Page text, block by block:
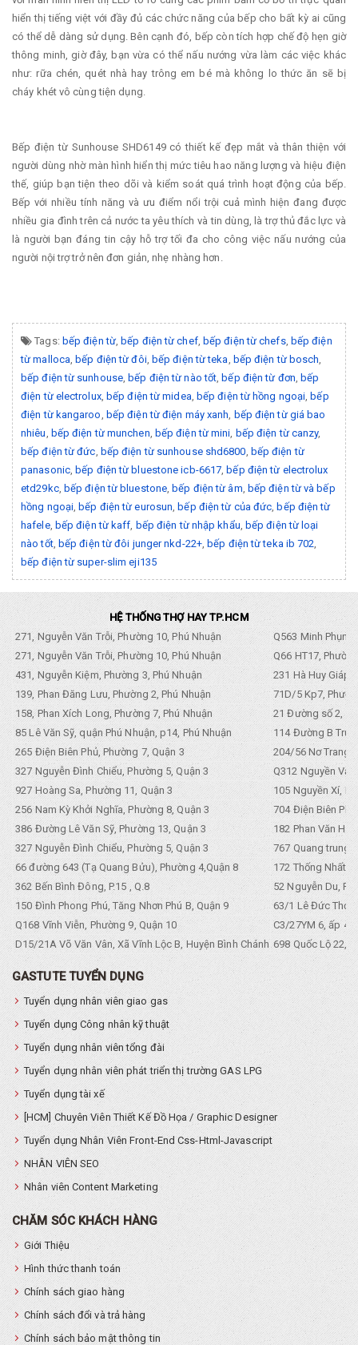
hiển thị tiếng việt với đầy đủ các chức năng của bếp cho bất kỳ ai cũng
có thể dễ dàng sử dụng. Bên cạnh đó, bếp còn tích hợp chế độ hẹn giờ
thông minh, giờ đây, bạn vừa có thể nấu nướng vừa làm các việc khác
như: rữa chén, quét nhà hay trông em bé mà không lo thức ăn sẽ bị
cháy khét vô cùng tiện dụng.
Bếp điện từ Sunhouse SHD6149 có thiết kế đẹp mắt và thân thiện với
người dùng nhờ màn hình hiển thị mức tiêu hao năng lượng và hiệu điện
thế, giúp bạn tiện theo dõi và kiểm soát quá trình hoạt động của bếp.
Bếp với nhiều tính năng và ưu điểm nổi trội cuả mình hiện đang được
nhiều gia đình trên cả nước ta yêu thích và tin dùng, là trợ thủ đắc lực và
là người bạn đáng tin cậy hỗ trợ tối đa cho công việc nấu nướng của
người nội trợ trở nên đơn giản, nhẹ nhàng hơn.
Tags: bếp điện từ,bếp điện từ chef, bếp điện từ chefs, bếp điện
từ malloca ,bếp điện từ đôi, bếp điện từ teka bếp điện từ bosch
bếp điện từ sunhouse ,bếp điện từ nào tốt ,bếp điện từ đơn ,bếp
điện từ electrolux,bếp điện từ midea bếp điện từ hồng ngoại ,bếp
điện từ kangaroo bếp điện từ điện máy xanh bếp điện từ giá bao
nhiêu bếp điện từ munchen bếp điện từ mini bếp điện từ canzy,
bếp điện từ đức bếp điện từ sunhouse shd6800 bếp điện từ
panasonic,bếp điện từ bluestone icb-6617 ,bếp điện từ electrolux
etd29kc, bếp điện từ bluestone ,bếp điện từ âm bếp điện từ và bếp
hồng ngoại ,bếp điện từ eurosun ,bếp điện từ của đức ,bếp điện từ
hafele, bếp điện từ kaff bếp điện từ nhập khẩu bếp điện từ loại
nào tốt, bếp điện từ đôi junger nkd-22+,bếp điện từ teka ib 702
bếp điện từ super-slim eji135
HỆ THỐNG THỢ HAY TP.HCM
271, Nguyễn Văn Trỗi, Phường 10, Phú Nhuận
Q563 Minh
271, Nguyễn Văn Trỗi, Phường 10, Phú Nhuận
Q66 HT17,
431, Nguyễn Kiệm, Phường 3, Phú Nhuận
231 Hà Huy Giáp,
139, Phan Đăng Lưu, Phường 2, Phú Nhuận
71D/5 Kp7,
158, Phan Xích Long, Phường 7, Phú Nhuận
21 Đường số 2,
85 Lê Văn Sỹ, quận Phú Nhuận, p14, Phú Nhuận
114 Đường B
265 Điện Biên Phủ, Phường 7, Quận 3
204/56 Nơ Trang
327 Nguyễn Đình Chiểu, Phường 5, Quận 3
Q312 Nguyền
927 Hoàng Sa, Phường 11, Quận 3
105 Nguyền Xí,
256 Nam Kỳ Khởi Nghĩa, Phường 8, Quận 3
704 Điện Biên
386 Đường Lê Văn Sỹ, Phường 13, Quận 3
182 Phan Văn
327 Nguyễn Đình Chiểu, Phường 5, Quận 3
767 Quang trung,
66 đường 643 (Tạ Quang Bửu), Phường 4,Quận 8
172 Thống Nhất.
362 Bến Bình Đông, P.15 , Q.8
52 Nguyễn Du,
150 Đình Phong Phú, Tăng Nhơn Phú B, Quận 9
63/1 Lê Đức Thọ,
Q168 Vĩnh Viễn, Phường 9, Quận 10
C3/27YM 6, ấp 4,
D15/21A Võ Văn Vân, Xã Vĩnh Lộc B, Huyện Bình Chánh 698 Quốc Lộ 22,
GASTUTE TUYỂN DỤNG
Tuyển dụng nhân viên giao gas
Tuyển dụng Công nhân kỹ thuật
Tuyển dụng nhân viên tổng đài
Tuyển dụng nhân viên phát triển thị trường GAS LPG
Tuyển dụng tài xế
[HCM] Chuyên Viên Thiết Kế Đồ Họa / Graphic Designer
Tuyển dụng Nhân Viên Front-End Css-Html-Javascript
NHÂN VIÊN SEO
Nhân viên Content Marketing
CHĂM SÓC KHÁCH HÀNG
Giới Thiệu
Hình thức thanh toán
Chính sách giao hàng
Chính sách đổi và trả hàng
Chính sách bảo mật thông tin